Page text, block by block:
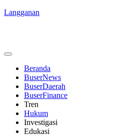
Langganan
Beranda
BuserNews
BuserDaerah
BuserFinance
Tren
Hukum
Investigasi
Edukasi